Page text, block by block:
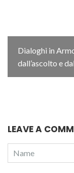
Dialoghi in
dall’ascolto e
LEAVE A